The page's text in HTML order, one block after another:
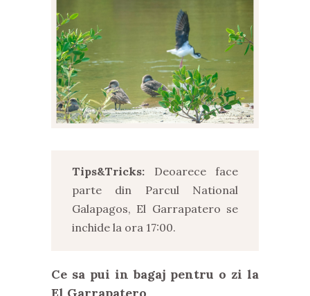
Tips&Tricks: Deoarece face
parte din Parcul National
Galapagos, El Garrapatero se
inchide la ora 17:00.
Ce sa pui in bagaj pentru o zi la